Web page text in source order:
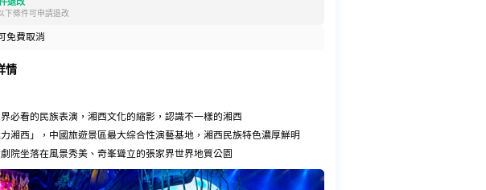
退改
下條件可申請退改
免費取消
情
必看的民族表演，湘西文化的縮影，認識不一樣的湘西
湘西」，中國旅遊景區最大綜合性演藝基地，湘西民族特色濃厚鮮明
院坐落在風景秀美、奇峯聳立的張家界世界地質公園